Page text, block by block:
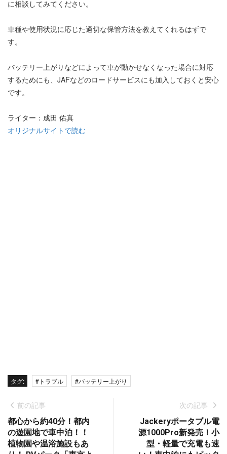
に相談してみてください。
車種や使用状況に応じた適切な保管方法を教えてくれるはずで
す。
バッテリー上がりなどによって車が動かせなくなった場合に対応
するためにも、JAFなどのロードサービスにも加入しておくと安心
です。
ライター：成田 佑真
オリジナルサイトで読む
タグ: #トラブル #バッテリー上がり
前の記事
都心から約40分！都内
の遊園地で車中泊！！
植物園や温浴施設もあ
次の記事
Jackeryポータブル電
源1000Pro新発売！小
型・軽量で充電も速